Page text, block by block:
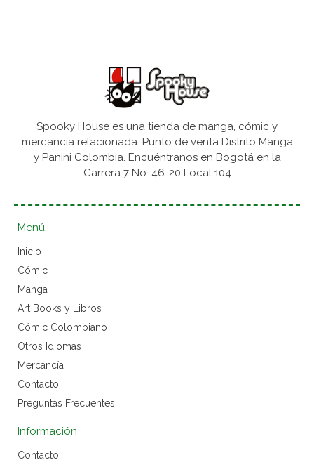
Spooky House es una tienda de manga, cómic y
mercancía relacionada. Punto de venta Distrito Manga
y Panini Colombia. Encuéntranos en Bogotá en la
Carrera 7 No. 46-20 Local 104
Menú
Inicio
Cómic
Manga
Art Books y Libros
Cómic Colombiano
Otros Idiomas
Mercancía
Contacto
Preguntas Frecuentes
Información
Contacto